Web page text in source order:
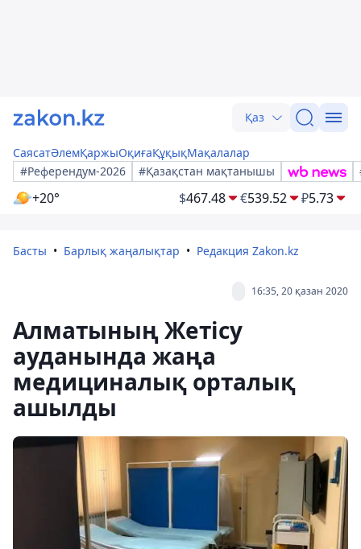
Қаз
СаясатӘлемҚаржыОқиғаҚұқықМақалалар
#Референдум-2026
#Қазақстан мақтанышы
+20° $467.48 €539.52 ₽5.73
Басты Барлық жаңалықтар Редакция Zakon.kz
16:35, 20 қазан 2020
Алматының Жетісу
ауданында жаңа
медициналық орталық
ашылды